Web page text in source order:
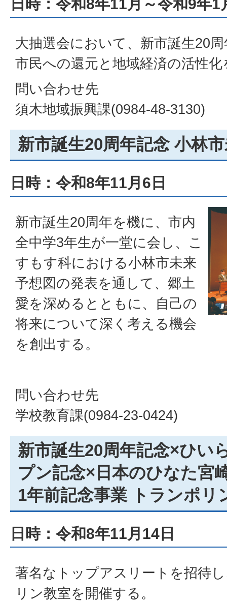
日時：令和8年11月～令和9年1
大抽選会において、新市誕生20
市民への還元と地域経済の活性化
問い合わせ先
須木地域振興課(0984-48-3130)
新市誕生20周年記念 小林
日時：令和8年11月6日
新市誕生20周年を機に、市内
全中学3年生が一堂に会し、こ
すもす科における小林市未来
予想図の発表を通して、郷土
愛を深めるとともに、自己の
将来について深く考える機会
を創出する。
問い合わせ先
学校教育課(0984-23-0424)
新市誕生20周年記念×ひい
プン記念×日本のひなた宮
1年前記念事業 トランポリ
日時：令和8年11月14日
著名なトップアスリートを招待
リン教室を開催する。